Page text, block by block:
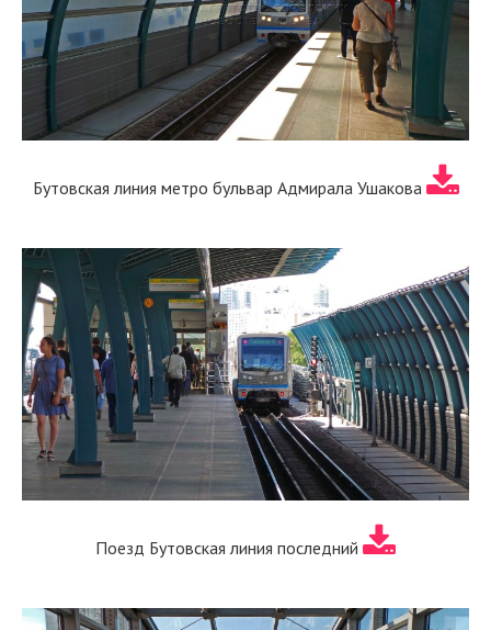
Бутовская линия метро бульвар Адмирала Ушакова
Поезд Бутовская линия последний